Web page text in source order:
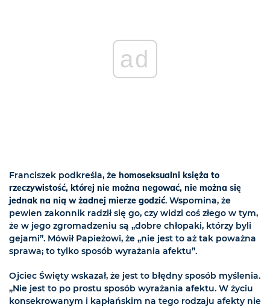
ad
Franciszek podkreśla, że homoseksualni księża to
rzeczywistość, której nie można negować, nie można się
jednak na nią w żadnej mierze godzić. Wspomina, że
pewien zakonnik radził się go, czy widzi coś złego w tym,
że w jego zgromadzeniu są „dobre chłopaki, którzy byli
gejami”. Mówił Papieżowi, że „nie jest to aż tak poważna
sprawa; to tylko sposób wyrażania afektu”.
Ojciec Święty wskazał, że jest to błędny sposób myślenia.
„Nie jest to po prostu sposób wyrażania afektu. W życiu
konsekrowanym i kapłańskim na tego rodzaju afekty nie